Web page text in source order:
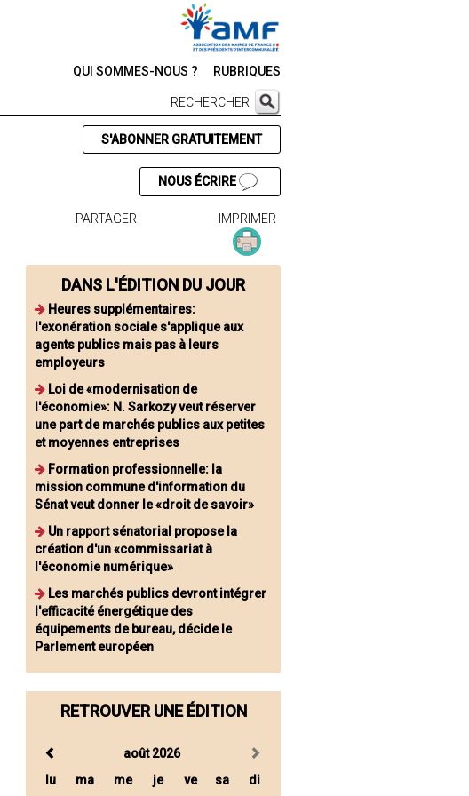
QUI SOMMES-NOUS ? RUBRIQUES
RECHERCHER
S'ABONNER GRATUITEMENT
NOUS ÉCRIRE
PARTAGER IMPRIMER
DANS L'ÉDITION DU JOUR
Heures supplémentaires:
l'exonération sociale s'applique aux
agents publics mais pas à leurs
employeurs
Loi de «modernisation de
l'économie»: N. Sarkozy veut réserver
une part de marchés publics aux petites
et moyennes entreprises
Formation professionnelle: la
mission commune d'information du
Sénat veut donner le «droit de savoir»
Un rapport sénatorial propose la
création d'un «commissariat à
l'économie numérique»
Les marchés publics devront intégrer
l'efficacité énergétique des
équipements de bureau, décide le
Parlement européen
RETROUVER UNE ÉDITION
août 2026
lu
ma me je ve sa di